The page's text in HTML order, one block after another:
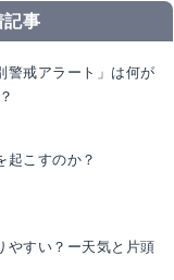
記事
警戒アラート」は何が
起こすのか？
やすい？ー天気と片頭